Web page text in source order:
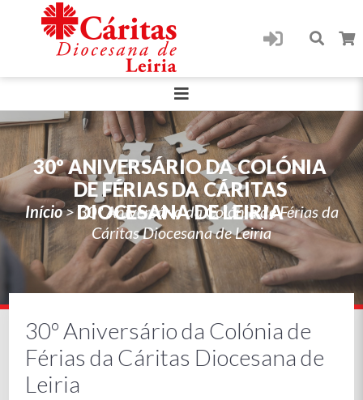
30º ANIVERSÁRIO DA COLÓNIA
DE FÉRIAS DA CÁRITAS
DIOCESANA DE LEIRIA
Início>30º Aniversário da Colónia de Férias da
Cáritas Diocesana de Leiria
30º Aniversário da Colónia de
Férias da Cáritas Diocesana de
Leiria